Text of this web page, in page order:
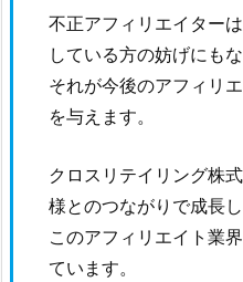
不正アフィリエイター
している方の妨げにもな
それが今後のアフィリ
を与えます。
クロスリテイリング株
様とのつながりで成長し
このアフィリエイト業
ています。